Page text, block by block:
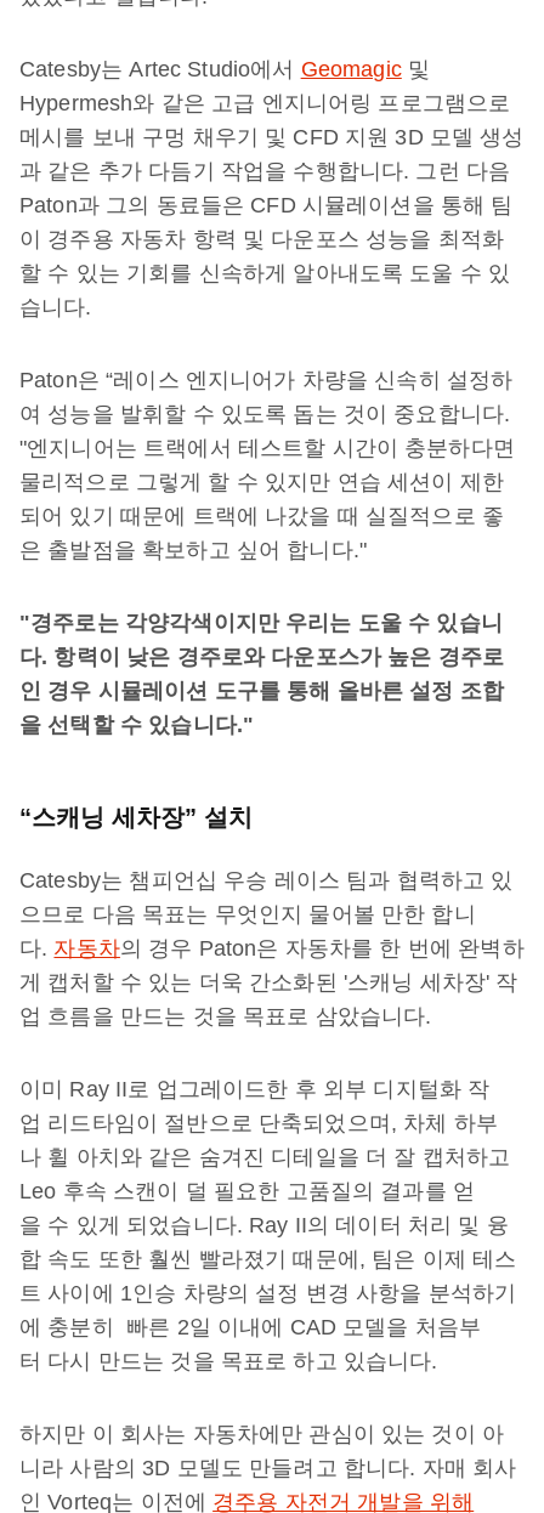
Catesby는 Artec Studio에서 Geomagic및
Hypermesh와 같은 고급 엔지니어링 프로그램으로
메시를 보내 구멍 채우기 및 CFD 지원 3D 모델 생성
과 같은 추가 다듬기 작업을 수행합니다. 그런 다음
Paton과 그의 동료들은 CFD 시뮬레이션을 통해 팀
이 경주용 자동차 항력 및 다운포스 성능을 최적화
할 수 있는 기회를 신속하게 알아내도록 도울 수 있
습니다.
Paton은 “레이스 엔지니어가 차량을 신속히 설정하
여 성능을 발휘할 수 있도록 돕는 것이 중요합니다.
"엔지니어는 트랙에서 테스트할 시간이 충분하다면
물리적으로 그렇게 할 수 있지만 연습 세션이 제한
되어 있기 때문에 트랙에 나갔을 때 실질적으로 좋
은 출발점을 확보하고 싶어 합니다."
"경주로는 각양각색이지만 우리는 도울 수 있습니
다. 항력이 낮은 경주로와 다운포스가 높은 경주로
인 경우 시뮬레이션 도구를 통해 올바른 설정 조합
을 선택할 수 있습니다."
“스캐닝 세차장” 설치
Catesby는 챔피언십 우승 레이스 팀과 협력하고 있
으므로 다음 목표는 무엇인지 물어볼 만한 합니
다. 자동차의 경우 Paton은 자동차를 한 번에 완벽하
게 캡처할 수 있는 더욱 간소화된 '스캐닝 세차장' 작
업 흐름을 만드는 것을 목표로 삼았습니다.
이미 Ray II로 업그레이드한 후 외부 디지털화 작
업 리드타임이 절반으로 단축되었으며, 차체 하부
나 휠 아치와 같은 숨겨진 디테일을 더 잘 캡처하고
Leo 후속 스캔이 덜 필요한 고품질의 결과를 얻
을 수 있게 되었습니다. Ray II의 데이터 처리 및 융
합 속도 또한 훨씬 빨라졌기 때문에, 팀은 이제 테스
트 사이에 1인승 차량의 설정 변경 사항을 분석하기
에 충분히 빠른 2일 이내에 CAD 모델을 처음부
터 다시 만드는 것을 목표로 하고 있습니다.
하지만 이 회사는 자동차에만 관심이 있는 것이 아
니라 사람의 3D 모델도 만들려고 합니다. 자매 회사
인 Vorteq는 이전에 경주용 자전거 개발을 위해